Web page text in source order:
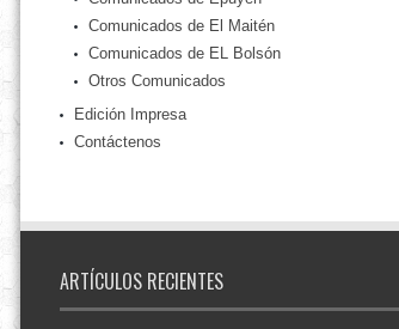
Comunicados de El Maitén
Comunicados de EL Bolsón
Otros Comunicados
Edición Impresa
Contáctenos
ARTÍCULOS RECIENTES